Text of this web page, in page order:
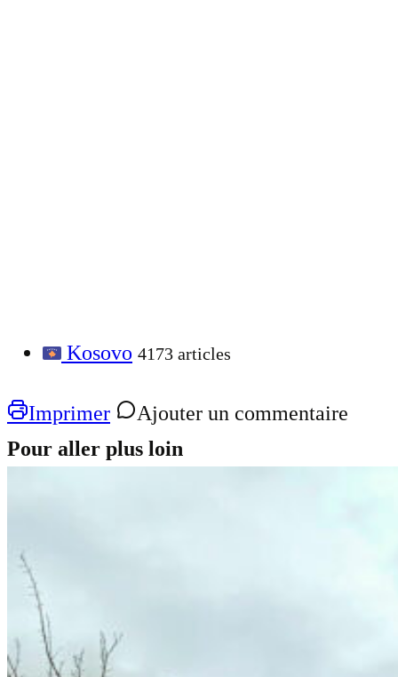
Kosovo 4173 articles
Imprimer
Ajouter un commentaire
Pour aller plus loin